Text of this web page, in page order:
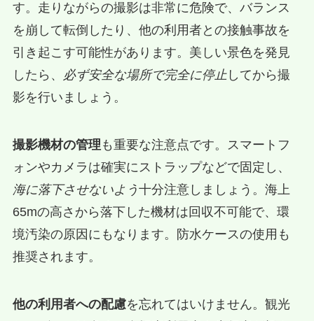
す。走りながらの撮影は非常に危険で、バランス
を崩して転倒したり、他の利用者との接触事故を
引き起こす可能性があります。美しい景色を発見
したら、
必ず安全な場所で完全に停止してから撮
影を行いましょう。
撮影機材の管理 も重要な注意点です。スマートフ
ォンやカメラは確実にストラップなどで固定し、
海に落下させないよう十分注意しましょう。海上
65mの高さから落下した機材は回収不可能で、環
境汚染の原因にもなります。防水ケースの使用も
推奨されます。
他の利用者への配慮を忘れてはいけません。観光